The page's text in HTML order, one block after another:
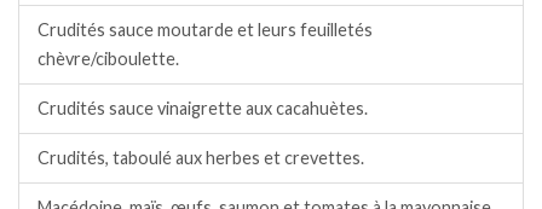
Crudités sauce moutarde et leurs feuilletés
chèvre/ciboulette.
Crudités sauce vinaigrette aux cacahuètes.
Crudités, taboulé aux herbes et crevettes.